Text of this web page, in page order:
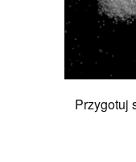
Przygotuj